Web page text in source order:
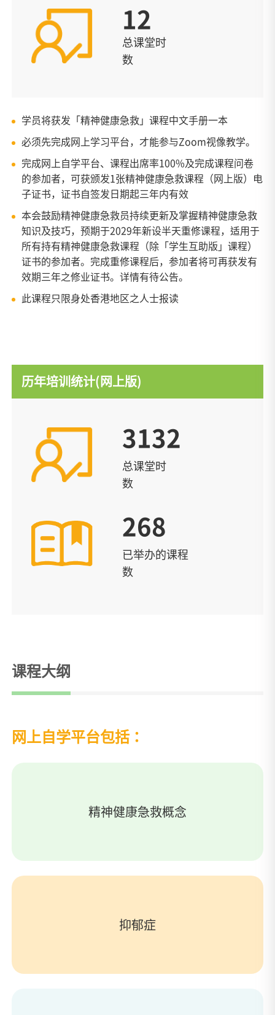
12
总课堂时
数
学员将获发「精神健康急救」课程中文手册一本
必须先完成网上学习平台，才能参与Zoom视像教学。
完成网上自学平台、课程出席率100%及完成课程问卷
的参加者，可获颁发1张精神健康急救课程（网上版）电
子证书，证书自签发日期起三年内有效
本会鼓励精神健康急救员持续更新及掌握精神健康急救
知识及技巧，预期于2029年新设半天重修课程，适用于
所有持有精神健康急救课程（除「学生互助版」课程）
证书的参加者。完成重修课程后，参加者将可再获发有
效期三年之修业证书。详情有待公告。
此课程只限身处香港地区之人士报读
历年培训统计(网上版)
3132
总课堂时
数
268
已举办的课程
数
课程大纲
网上自学平台包括：
精神健康急救概念
抑郁症